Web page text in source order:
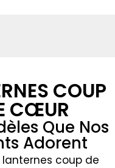
COUP
CŒUR
Que Nos
Adorent
lanternes coup de